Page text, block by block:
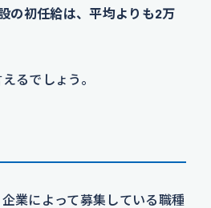
の初任給は、平均よりも2万
るでしょう。
業によって募集している職種